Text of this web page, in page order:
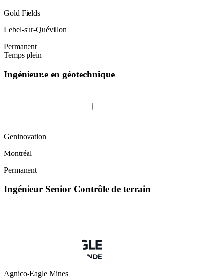
Gold Fields
Lebel-sur-Quévillon
Permanent
Temps plein
Ingénieur.e en géotechnique
Geninovation
Montréal
Permanent
Ingénieur Senior Contrôle de terrain
Agnico-Eagle Mines